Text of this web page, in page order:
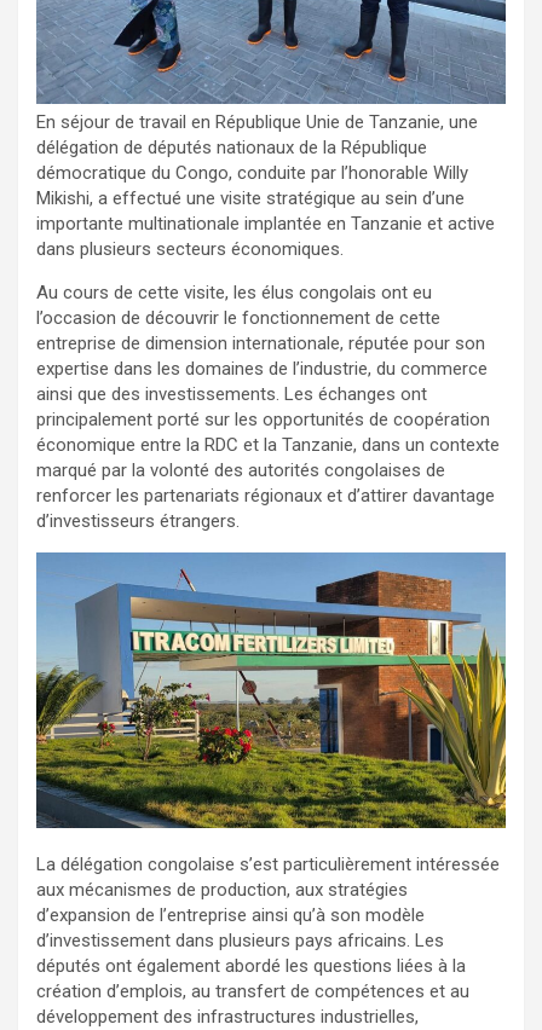
En séjour de travail en République Unie de Tanzanie, une
délégation de députés nationaux de la République
démocratique du Congo, conduite par l’honorable Willy
Mikishi, a effectué une visite stratégique au sein d’une
importante multinationale implantée en Tanzanie et active
dans plusieurs secteurs économiques.
Au cours de cette visite, les élus congolais ont eu
l’occasion de découvrir le fonctionnement de cette
entreprise de dimension internationale, réputée pour son
expertise dans les domaines de l’industrie, du commerce
ainsi que des investissements. Les échanges ont
principalement porté sur les opportunités de coopération
économique entre la RDC et la Tanzanie, dans un contexte
marqué par la volonté des autorités congolaises de
renforcer les partenariats régionaux et d’attirer davantage
d’investisseurs étrangers.
La délégation congolaise s’est particulièrement intéressée
aux mécanismes de production, aux stratégies
d’expansion de l’entreprise ainsi qu’à son modèle
d’investissement dans plusieurs pays africains. Les
députés ont également abordé les questions liées à la
création d’emplois, au transfert de compétences et au
développement des infrastructures industrielles,